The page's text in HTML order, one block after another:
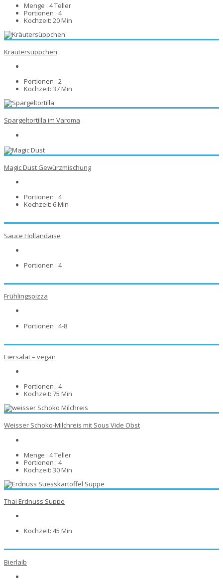
Menge : 4 Teller
Portionen : 4
Kochzeit: 20 Min
Kräutersüppchen
Portionen : 2
Kochzeit: 37 Min
Spargeltortilla im Varoma
Magic Dust Gewürzmischung
Portionen : 4
Kochzeit: 6 Min
Sauce Hollandaise
Portionen : 4
Frühlingspizza
Portionen : 4-8
Eiersalat – vegan
Portionen : 4
Kochzeit: 75 Min
Weisser Schoko-Milchreis mit Sous Vide Obst
Menge : 4 Teller
Portionen : 4
Kochzeit: 30 Min
Thai Erdnuss Suppe
Kochzeit: 45 Min
Bierlaib